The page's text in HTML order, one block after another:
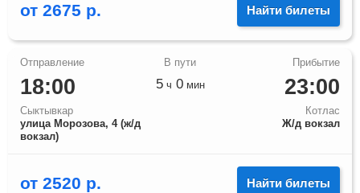
от 2675 р. Найти билеты
18:00
Сыктывкар
улица Морозова, 4 (ж/д
вокзал)
23:00
Котлас
Ж/д вокзал
5ч 0мин
от 2520 р. Найти билеты